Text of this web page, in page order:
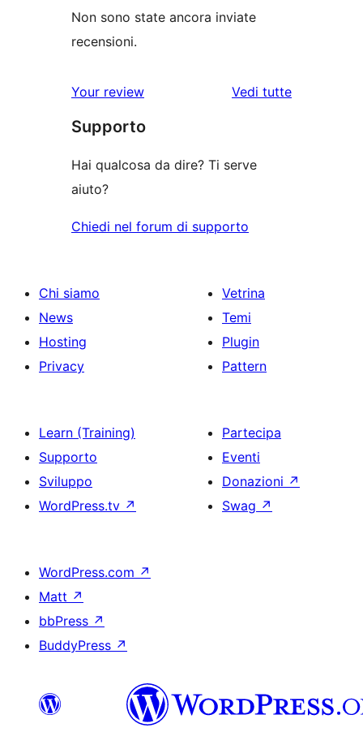
Non sono state ancora inviate
recensioni.
Your review Vedi tuttele
Supporto
Hai qualcosa da dire? Ti serve
aiuto?
Chiedi nel forum di supporto
Chi siamo
News
Hosting
Privacy
Vetrina
Temi
Plugin
Pattern
Learn (Training)
Supporto
Sviluppo
WordPress.tv ↗
Partecipa
Eventi
Donazioni ↗
Swag ↗
WordPress.com ↗
Matt ↗
bbPress ↗
BuddyPress ↗